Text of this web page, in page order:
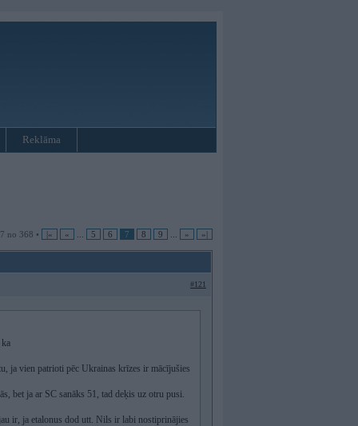
Reklāma
no 368 • |« « 5 6 7 8 9 » »|
#121
ja vien patrioti pēc Ukrainas krīzes ir mācījušies
bet ja ar SC sanāks 51, tad deķis uz otru pusi.
ir, ja etalonus dod utt. Nils ir labi nostiprinājies